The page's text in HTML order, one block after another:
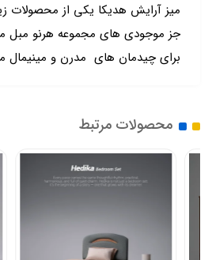
میز آرایش هدیکا یکی از محصولات
جز موجودی های مجموعه هرنو
برای چیدمان های مدرن و مینیمال
محصولات مرتبط